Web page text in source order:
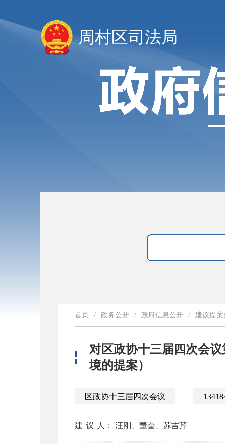
周村区司法局
首页 / 政务公开 / 政府信息公开 / 建议提案
对区政协十三届四次会
境的提案）
区政协十三届四次会议
建议人: 汪刚、董奎、苏吉芹